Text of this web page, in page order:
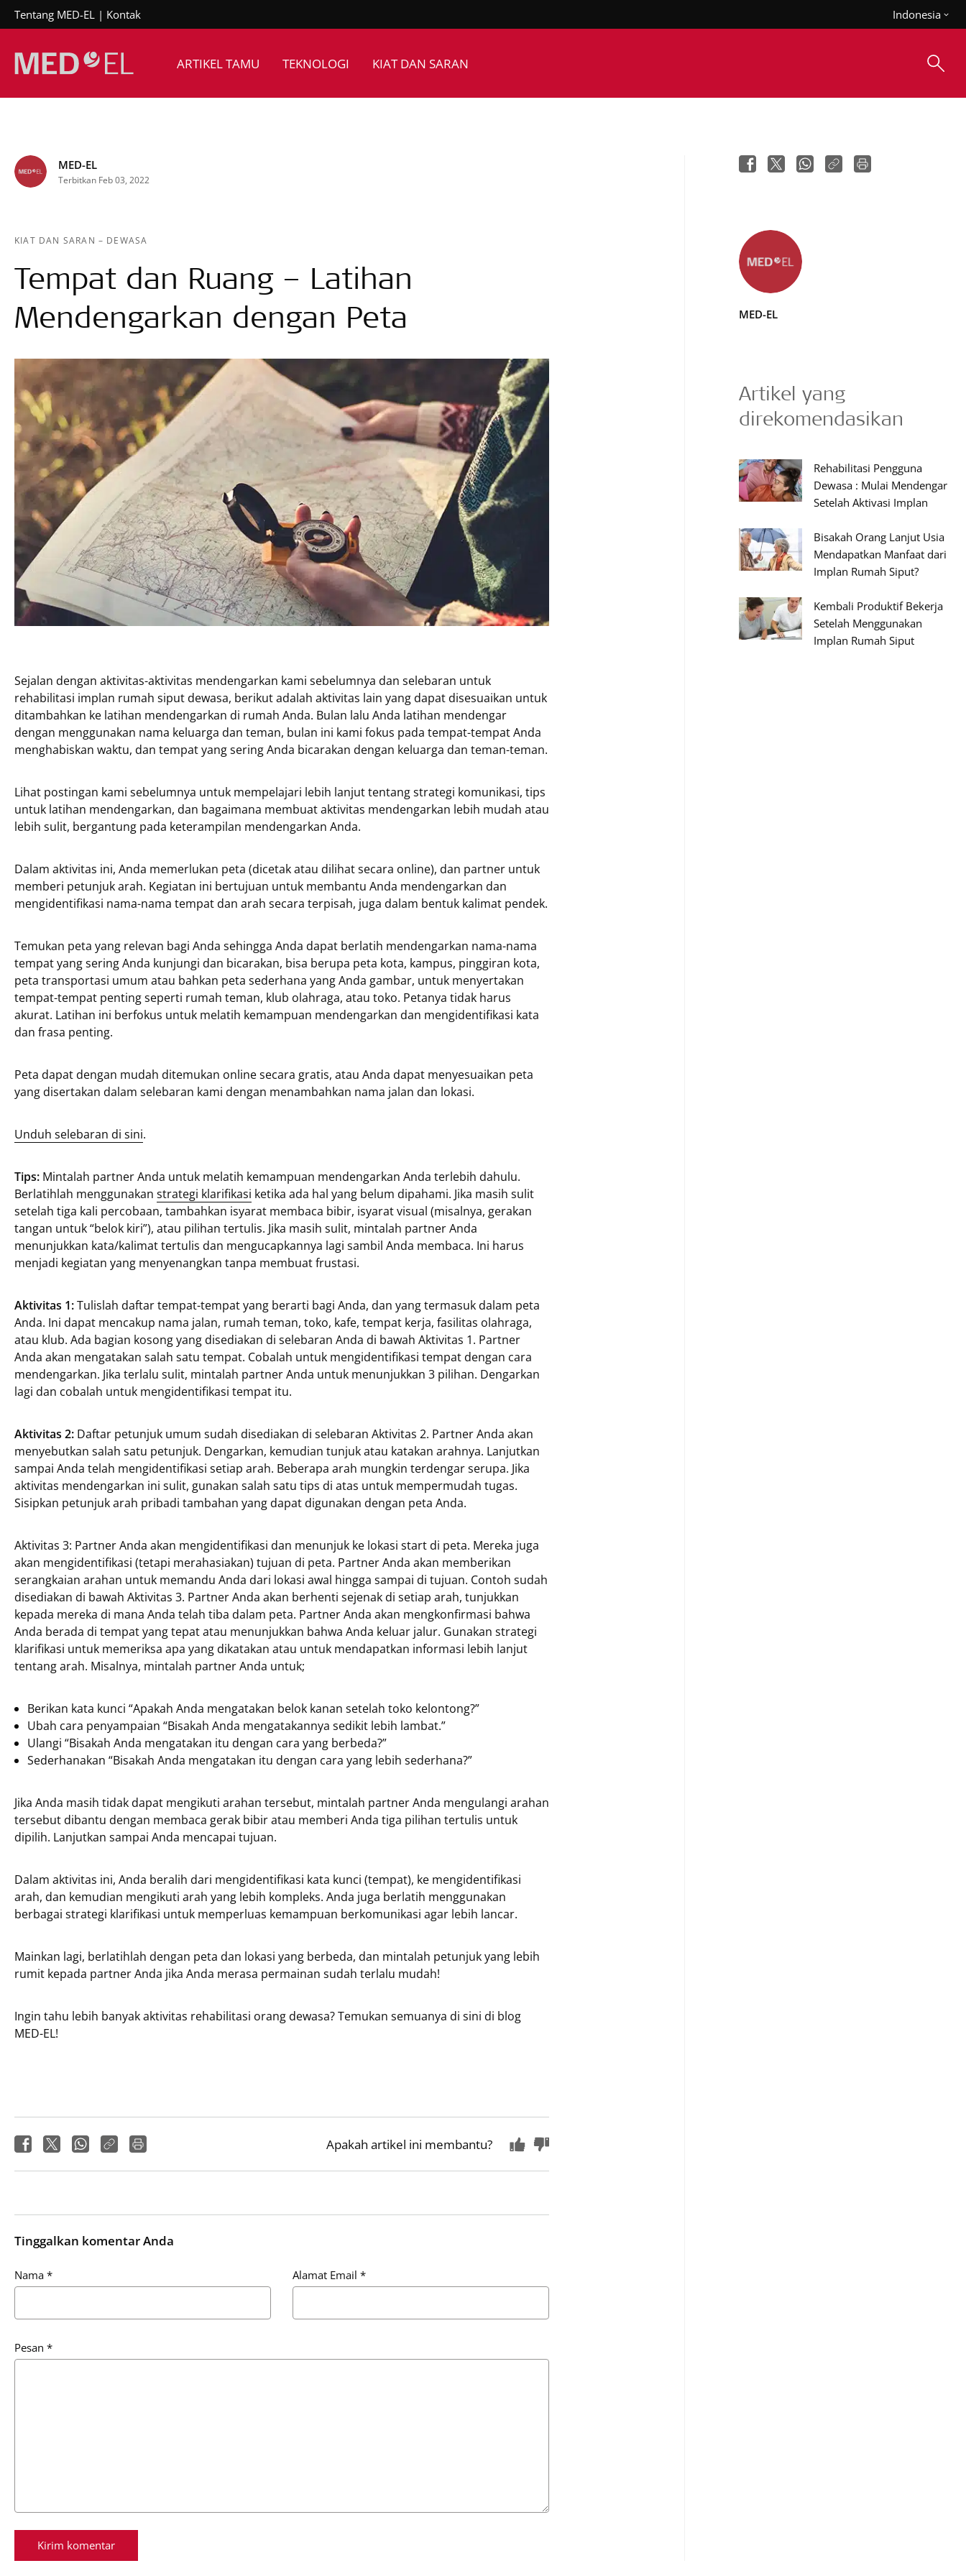
Tentang MED-EL Kontak Indonesia
ARTIKEL TAMU TEKNOLOGI KIAT DAN SARAN
MED-EL
Terbitkan Feb 03, 2022
KIAT DAN SARAN – DEWASA
Tempat dan Ruang – Latihan
Mendengarkan dengan Peta
Sejalan dengan aktivitas-aktivitas mendengarkan kami sebelumnya dan selebaran untuk
rehabilitasi implan rumah siput dewasa, berikut adalah aktivitas lain yang dapat disesuaikan untuk
ditambahkan ke latihan mendengarkan di rumah Anda. Bulan lalu Anda latihan mendengar
dengan menggunakan nama keluarga dan teman, bulan ini kami fokus pada tempat-tempat Anda
menghabiskan waktu, dan tempat yang sering Anda bicarakan dengan keluarga dan teman-teman.
Lihat postingan kami sebelumnya untuk mempelajari lebih lanjut tentang strategi komunikasi, tips
untuk latihan mendengarkan, dan bagaimana membuat aktivitas mendengarkan lebih mudah atau
lebih sulit, bergantung pada keterampilan mendengarkan Anda.
Dalam aktivitas ini, Anda memerlukan peta (dicetak atau dilihat secara online), dan partner untuk
memberi petunjuk arah. Kegiatan ini bertujuan untuk membantu Anda mendengarkan dan
mengidentifikasi nama-nama tempat dan arah secara terpisah, juga dalam bentuk kalimat pendek.
Temukan peta yang relevan bagi Anda sehingga Anda dapat berlatih mendengarkan nama-nama
tempat yang sering Anda kunjungi dan bicarakan, bisa berupa peta kota, kampus, pinggiran kota,
peta transportasi umum atau bahkan peta sederhana yang Anda gambar, untuk menyertakan
tempat-tempat penting seperti rumah teman, klub olahraga, atau toko. Petanya tidak harus
akurat. Latihan ini berfokus untuk melatih kemampuan mendengarkan dan mengidentifikasi kata
dan frasa penting.
Peta dapat dengan mudah ditemukan online secara gratis, atau Anda dapat menyesuaikan peta
yang disertakan dalam selebaran kami dengan menambahkan nama jalan dan lokasi.
Unduh selebaran di sini.
Tips: Mintalah partner Anda untuk melatih kemampuan mendengarkan Anda terlebih dahulu.
Berlatihlah menggunakan strategi klarifikasi ketika ada hal yang belum dipahami. Jika masih sulit
setelah tiga kali percobaan, tambahkan isyarat membaca bibir, isyarat visual (misalnya, gerakan
tangan untuk “belok kiri”), atau pilihan tertulis. Jika masih sulit, mintalah partner Anda
menunjukkan kata/kalimat tertulis dan mengucapkannya lagi sambil Anda membaca. Ini harus
menjadi kegiatan yang menyenangkan tanpa membuat frustasi.
Aktivitas 1:Tulislah daftar tempat-tempat yang berarti bagi Anda, dan yang termasuk dalam peta
Anda. Ini dapat mencakup nama jalan, rumah teman, toko, kafe, tempat kerja, fasilitas olahraga,
atau klub. Ada bagian kosong yang disediakan di selebaran Anda di bawah Aktivitas 1. Partner
Anda akan mengatakan salah satu tempat. Cobalah untuk mengidentifikasi tempat dengan cara
mendengarkan. Jika terlalu sulit, mintalah partner Anda untuk menunjukkan 3 pilihan. Dengarkan
lagi dan cobalah untuk mengidentifikasi tempat itu.
Aktivitas 2: Daftar petunjuk umum sudah disediakan di selebaran Aktivitas 2. Partner Anda akan
menyebutkan salah satu petunjuk. Dengarkan, kemudian tunjuk atau katakan arahnya. Lanjutkan
sampai Anda telah mengidentifikasi setiap arah. Beberapa arah mungkin terdengar serupa. Jika
aktivitas mendengarkan ini sulit, gunakan salah satu tips di atas untuk mempermudah tugas.
Sisipkan petunjuk arah pribadi tambahan yang dapat digunakan dengan peta Anda.
Aktivitas 3: Partner Anda akan mengidentifikasi dan menunjuk ke lokasi start di peta. Mereka juga
akan mengidentifikasi (tetapi merahasiakan) tujuan di peta. Partner Anda akan memberikan
serangkaian arahan untuk memandu Anda dari lokasi awal hingga sampai di tujuan. Contoh sudah
disediakan di bawah Aktivitas 3. Partner Anda akan berhenti sejenak di setiap arah, tunjukkan
kepada mereka di mana Anda telah tiba dalam peta. Partner Anda akan mengkonfirmasi bahwa
Anda berada di tempat yang tepat atau menunjukkan bahwa Anda keluar jalur. Gunakan strategi
klarifikasi untuk memeriksa apa yang dikatakan atau untuk mendapatkan informasi lebih lanjut
tentang arah. Misalnya, mintalah partner Anda untuk;
Berikan kata kunci “Apakah Anda mengatakan belok kanan setelah toko kelontong?”
Ubah cara penyampaian “Bisakah Anda mengatakannya sedikit lebih lambat.”
Ulangi “Bisakah Anda mengatakan itu dengan cara yang berbeda?”
Sederhanakan “Bisakah Anda mengatakan itu dengan cara yang lebih sederhana?”
Jika Anda masih tidak dapat mengikuti arahan tersebut, mintalah partner Anda mengulangi arahan
tersebut dibantu dengan membaca gerak bibir atau memberi Anda tiga pilihan tertulis untuk
dipilih. Lanjutkan sampai Anda mencapai tujuan.
Dalam aktivitas ini, Anda beralih dari mengidentifikasi kata kunci (tempat), ke mengidentifikasi
arah, dan kemudian mengikuti arah yang lebih kompleks. Anda juga berlatih menggunakan
berbagai strategi klarifikasi untuk memperluas kemampuan berkomunikasi agar lebih lancar.
Mainkan lagi, berlatihlah dengan peta dan lokasi yang berbeda, dan mintalah petunjuk yang lebih
rumit kepada partner Anda jika Anda merasa permainan sudah terlalu mudah!
Ingin tahu lebih banyak aktivitas rehabilitasi orang dewasa? Temukan semuanya di sini di blog
MED-EL!
Apakah artikel ini membantu?
Tinggalkan komentar Anda
Nama * Alamat Email *
Pesan *
MED-EL
Artikel yang
direkomendasikan
Rehabilitasi Pengguna
Dewasa : Mulai Mendengar
Setelah Aktivasi Implan
Bisakah Orang Lanjut Usia
Mendapatkan Manfaat dari
Implan Rumah Siput?
Kembali Produktif Bekerja
Setelah Menggunakan
Implan Rumah Siput